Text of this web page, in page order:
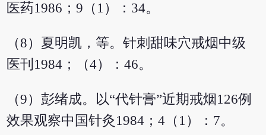
医药1986；9（1）：34。
（8）夏明凯，等。针刺甜味穴戒烟中级
医刊1984；（4）：46。
（9）彭绪成。以“代针膏”近期戒烟126例
效果观察中国针灸1984；4（1）：7。